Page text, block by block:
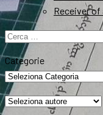
Receiver of
Ricerca
per:
Categorie